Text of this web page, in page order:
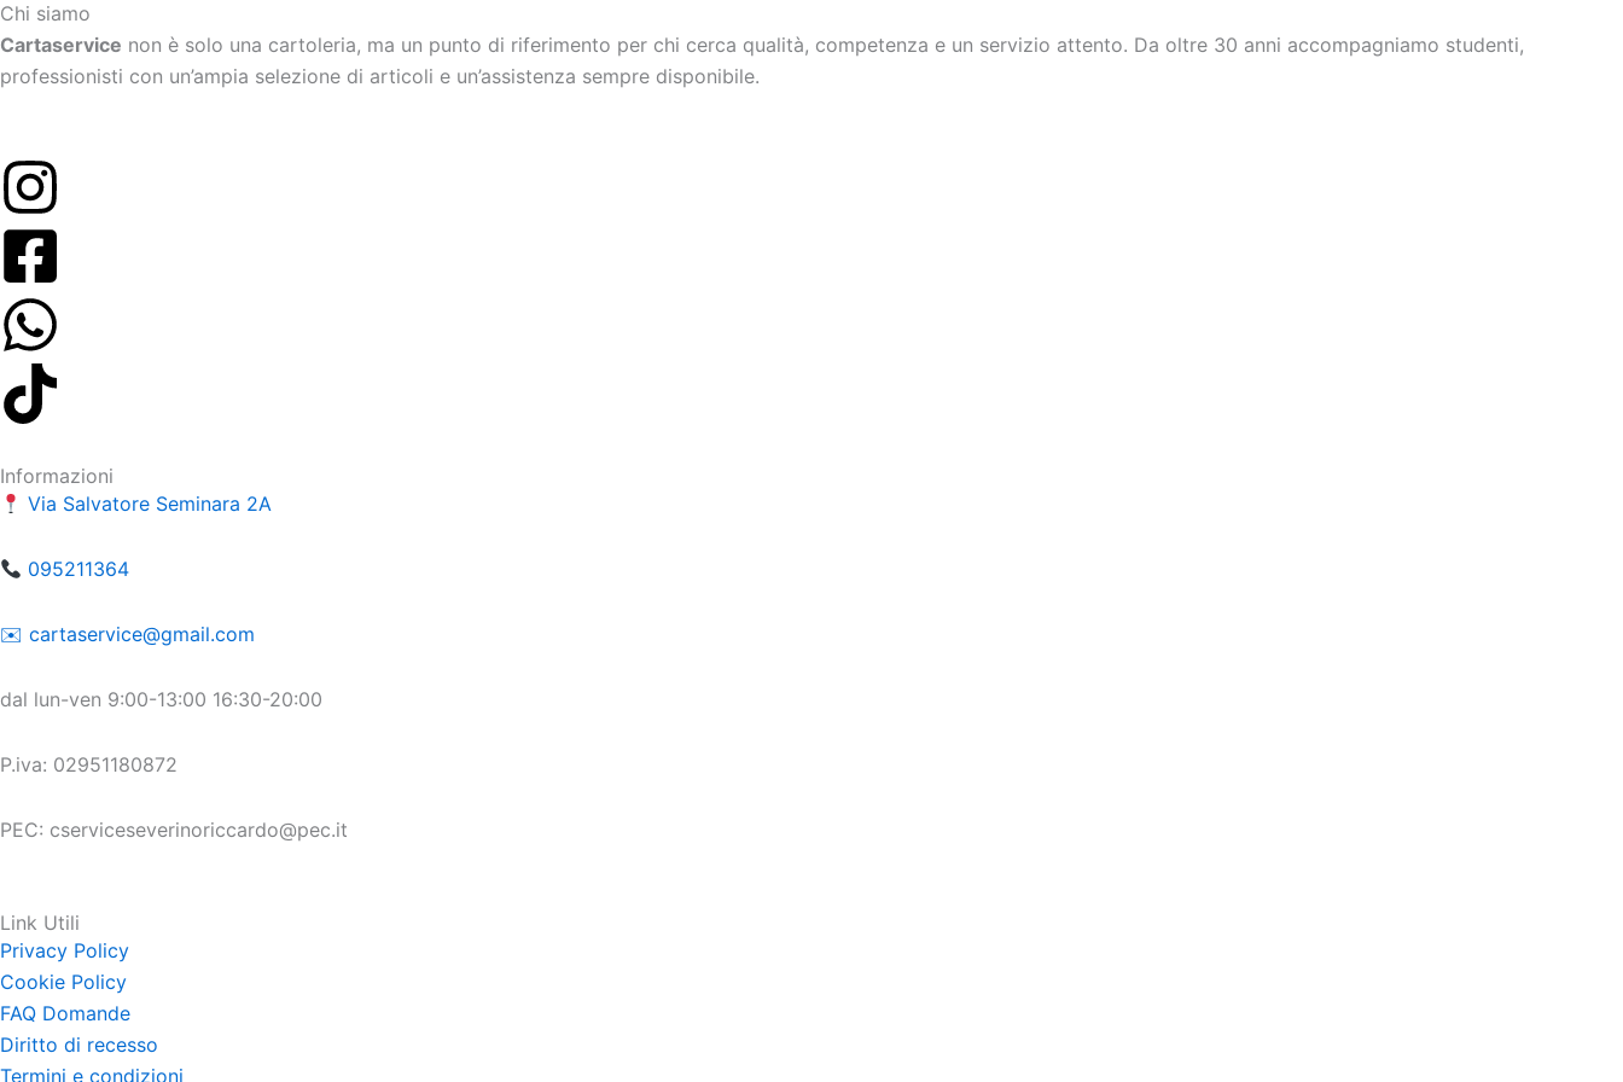
Chi siamo
Cartaservice non è solo una cartoleria, ma un punto di riferimento per chi cerca qualità, competenza e un servizio attento. Da oltre 30 anni accompagniamo studenti,
professionisti con un’ampia selezione di articoli e un’assistenza sempre disponibile.
Informazioni
Via Salvatore Seminara 2A
095211364
​​✉️ ​cartaservice@gmail.com
dal lun-ven 9:00-13:00 16:30-20:00
P.iva: 02951180872
PEC: cserviceseverinoriccardo@pec.it
Link Utili
Privacy Policy
Cookie Policy
FAQ Domande
Diritto di recesso
Termini e condizioni